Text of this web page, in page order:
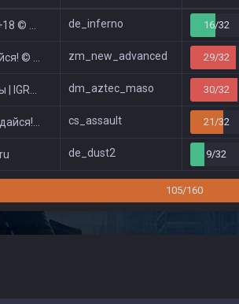
de_inferno 16/32
Show zm_new_advanced 29/32
ツ █ dm_aztec_maso 30/32
Classic cs_assault 21/32
de_dust2 9/32
105/160